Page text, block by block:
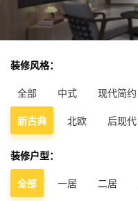
装修风格：
全部 中式 现代简约
新古典 北欧 后现代
装修户型：
全部 一居 二居